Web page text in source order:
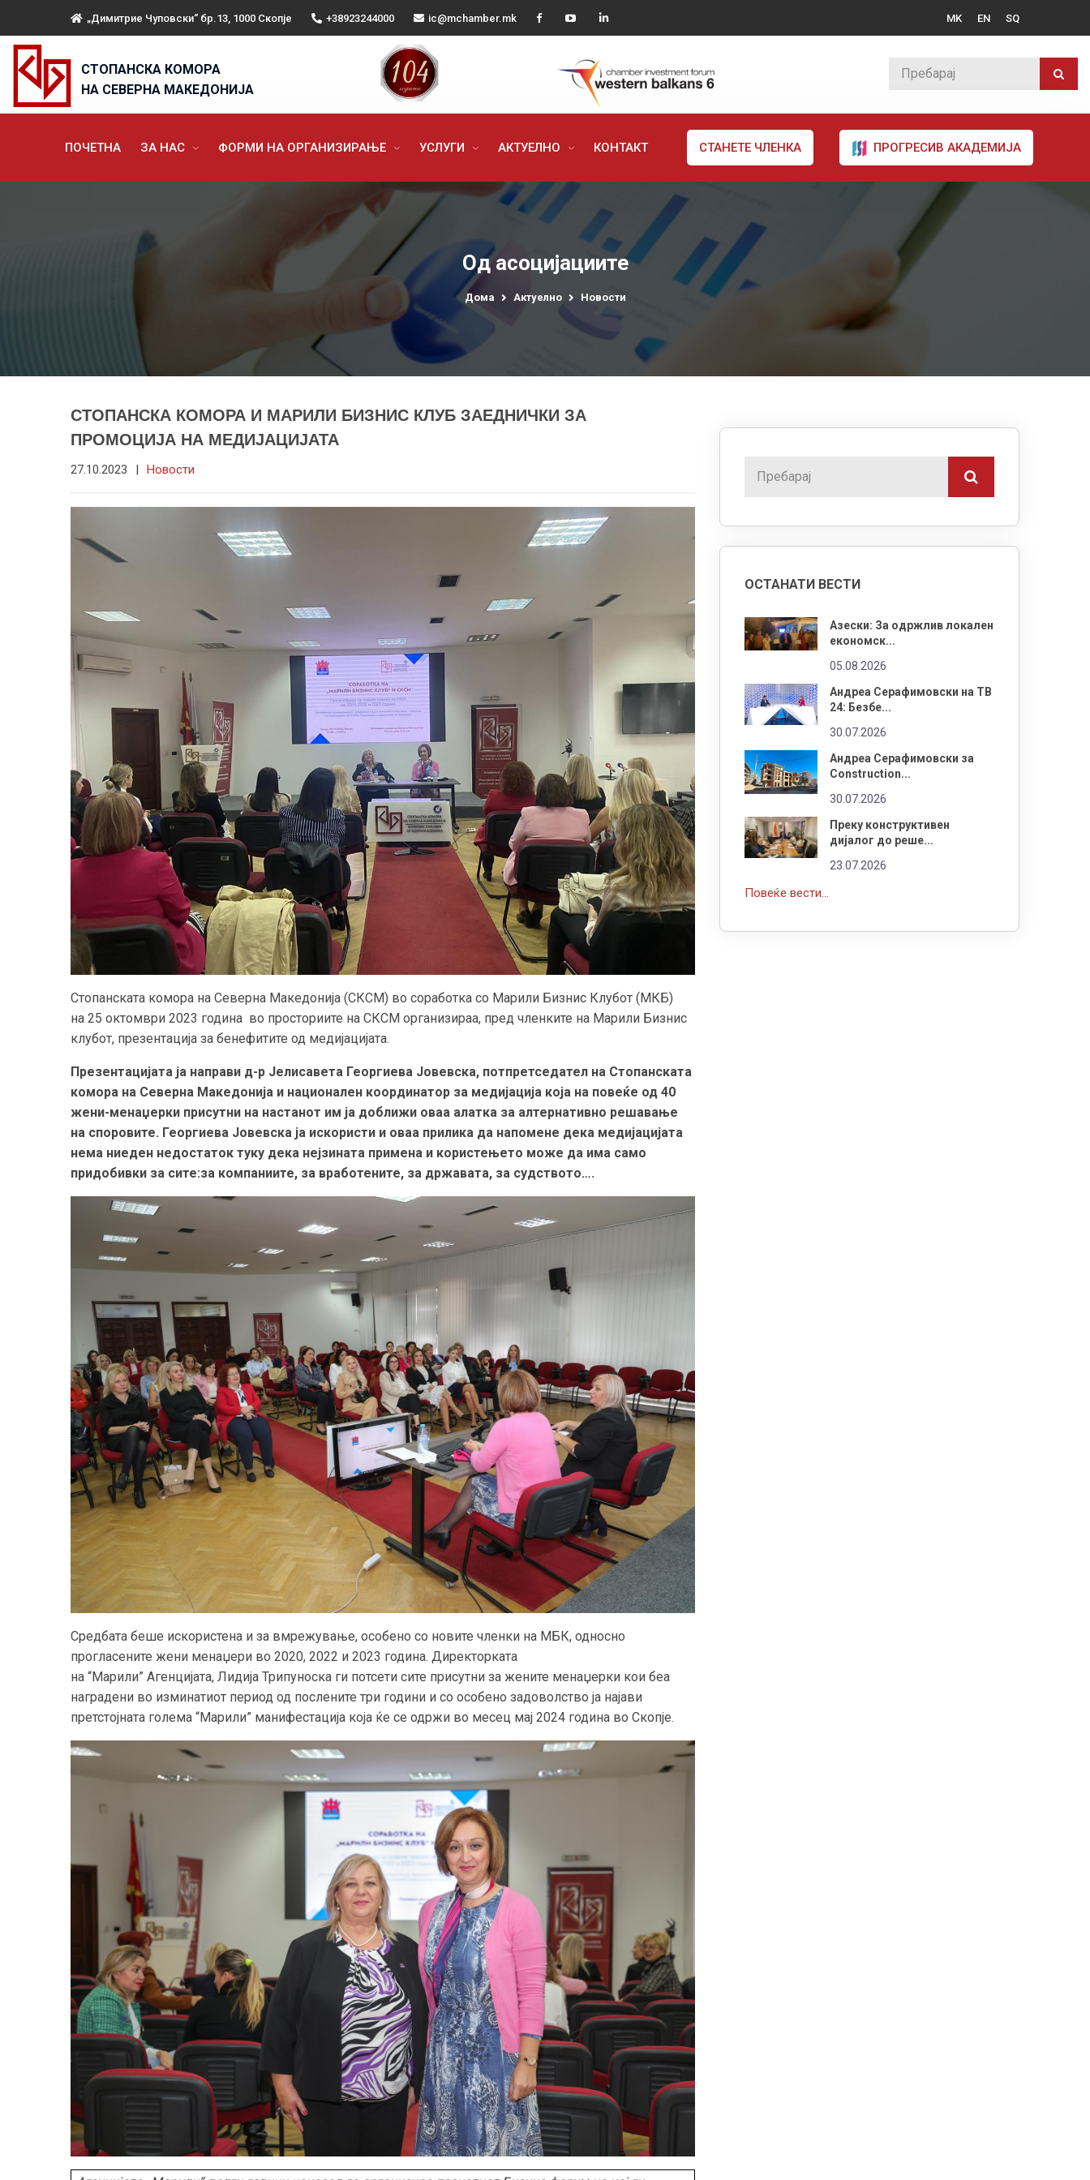
„Димитрие Чуповски“ бр.13, 1000 Скопје +38923244000 ic@mchamber.mk MK EN SQ
СТОПАНСКА КОМОРА
НА СЕВЕРНА МАКЕДОНИЈА
ПОЧЕТНА ЗА НАС ФОРМИ НА ОРГАНИЗИРАЊЕ УСЛУГИ АКТУЕЛНО КОНТАКТ СТАНЕТЕ ЧЛЕНКА ПРОГРЕСИВ АКАДЕМИЈА
Од асоцијациите
Дома Актуелно Новости
СТОПАНСКА КОМОРА И МАРИЛИ БИЗНИС КЛУБ ЗАЕДНИЧКИ ЗА
ПРОМОЦИЈА НА МЕДИЈАЦИЈАТА
27.10.2023 | Новости
Стопанската комора на Северна Македонија (СКСМ) во соработка со Марили Бизнис Клубот (МКБ)
на 25 октомври 2023 година во просториите на СКСМ организираа, пред членките на Марили Бизнис
клубот, презентација за бенефитите од медијацијата.
Презентацијата ја направи д-р Јелисавета Георгиева Јовевска, потпретседател на Стопанската
комора на Северна Македонија и национален координатор за медијација која на повеќе од 40
жени-менаџерки присутни на настанот им ја доближи оваа алатка за алтернативно решавање
на споровите. Георгиева Јовевска ја искористи и оваа прилика да напомене дека медијацијата
нема ниеден недостаток туку дека нејзината примена и користењето може да има само
придобивки за сите:за компаниите, за вработените, за државата, за судството….
Средбата беше искористена и за вмрeжување, особено со новите членки на МБК, односно
прогласените жени менаџери во 2020, 2022 и 2023 година. Директорката
на “Марили” Агенцијата, Лидија Трипуноска ги потсети сите присутни за жените менаџерки кои беа
наградени во изминатиот период од послените три години и со особено задоволство ја најави
претстојната голема “Марили” манифестација која ќе се одржи во месец мај 2024 година во Скопје.
ОСТАНАТИ ВЕСТИ
Азески: За одржлив локален
економск...
05.08.2026
Андреа Серафимовски на ТВ
24: Безбе...
30.07.2026
Андреа Серафимовски за
Construction...
30.07.2026
Преку конструктивен
дијалог до реше...
23.07.2026
Повеќе вести...